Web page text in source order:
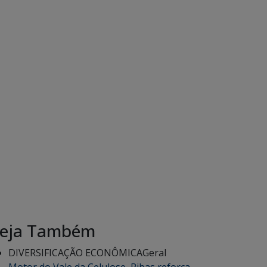
Também
DIVERSIFICAÇÃO ECONÔMICAGeral